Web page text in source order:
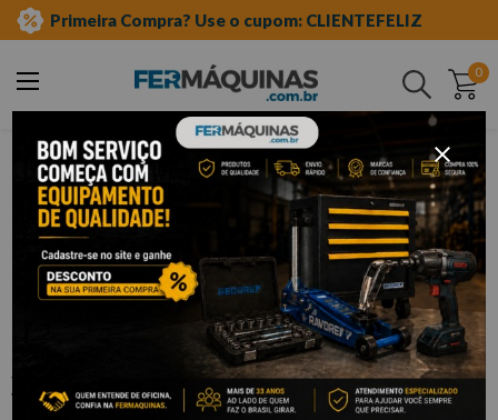
Primeira Compra? Use o cupom: CLIENTEFELIZ
0
Buscar
ferramentas manuais soquete tipo tork
Soquete Torx Curto com 1/2" E12 -
WAFT